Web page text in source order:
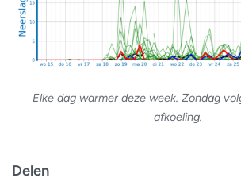
Elke dag warmer deze week. Zondag
afkoeling.
Delen